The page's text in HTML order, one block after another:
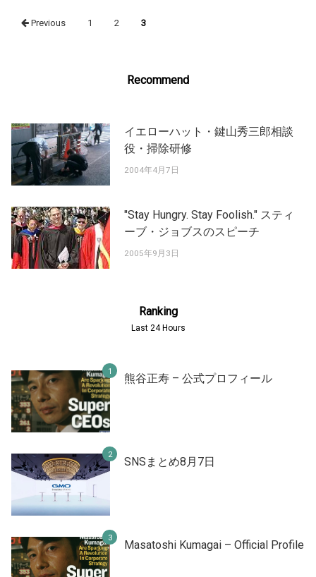
navigation
Previous 1 2 3
Recommend
イエローハット・鍵山秀三郎相談
役・掃除研修
2004年4月7日
"Stay Hungry. Stay Foolish." スティ
ーブ・ジョブスのスピーチ
2005年9月3日
Ranking
Last 24 Hours
熊谷正寿 – 公式プロフィール
SNSまとめ8月7日
Masatoshi Kumagai – Official Profile